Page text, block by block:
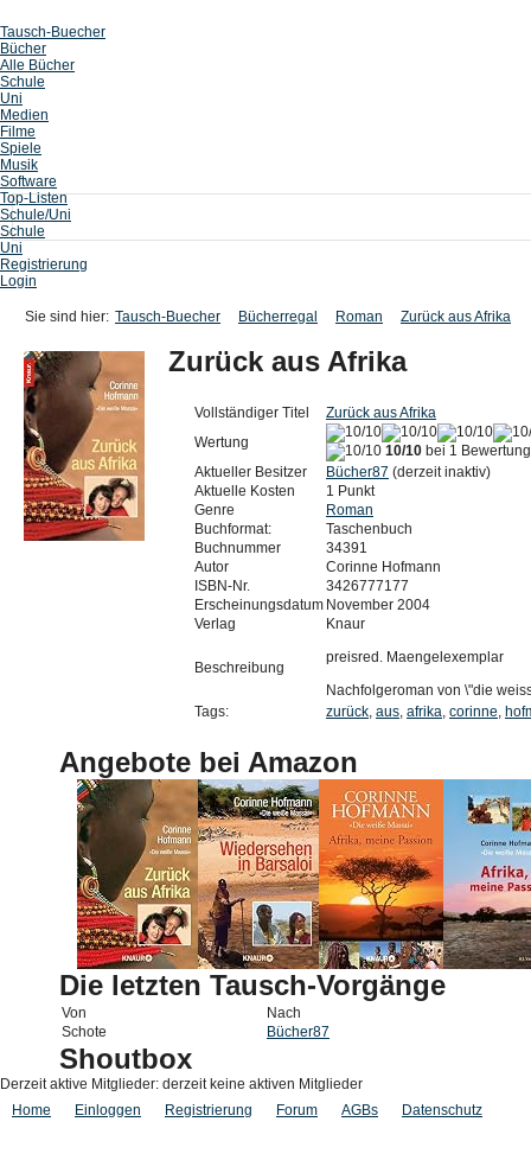
Tausch-Buecher
Bücher
Alle Bücher
Schule
Uni
Medien
Filme
Spiele
Musik
Software
Top-Listen
Schule/Uni
Schule
Uni
Registrierung
Login
Sie sind hier: Tausch-Buecher Bücherregal Roman Zurück aus Afrika
Zurück aus Afrika
Vollständiger Titel
Zurück aus Afrika
Wertung
10/10 bei 1 Bewertung
Aktueller Besitzer
Bücher87 (derzeit inaktiv)
Aktuelle Kosten
1 Punkt
Genre
Roman
Buchformat:
Taschenbuch
Buchnummer
34391
Autor
Corinne Hofmann
ISBN-Nr.
3426777177
Erscheinungsdatum November 2004
Verlag
Knaur
Beschreibung
preisred. Maengelexemplar
Nachfolgeroman von \"die
Tags:
zurück, aus, afrika, corinne,
Angebote bei Amazon
Die letzten Tausch-Vorgänge
Von
Nach
Schote
Bücher87
Shoutbox
Derzeit aktive Mitglieder: derzeit keine aktiven Mitglieder
Home
Einloggen Registrierung Forum AGBs Datenschutz